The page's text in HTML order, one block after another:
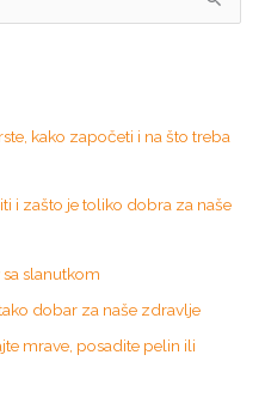
kako započeti i na što treba
i zašto je toliko dobra za naše
slanutkom
dobar za naše zdravlje
mrave, posadite pelin ili